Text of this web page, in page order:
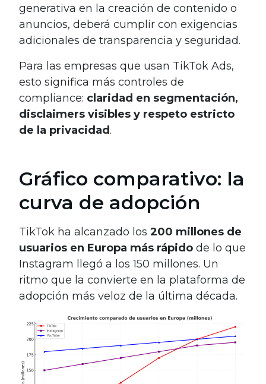
generativa en la creación de contenido o
anuncios, deberá cumplir con exigencias
adicionales de transparencia y seguridad.
Para las empresas que usan TikTok Ads,
esto significa más controles de
compliance: claridad en segmentación,
disclaimers visibles y respeto estricto
de la privacidad.
Gráfico comparativo: la
curva de adopción
TikTok ha alcanzado los 200 millones de
usuarios en Europa más rápido de lo que
Instagram llegó a los 150 millones. Un
ritmo que la convierte en la plataforma de
adopción más veloz de la última década.